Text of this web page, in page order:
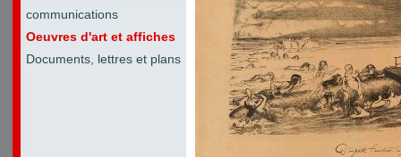
communications
Oeuvres d'art et affiches
Documents, lettres et plans